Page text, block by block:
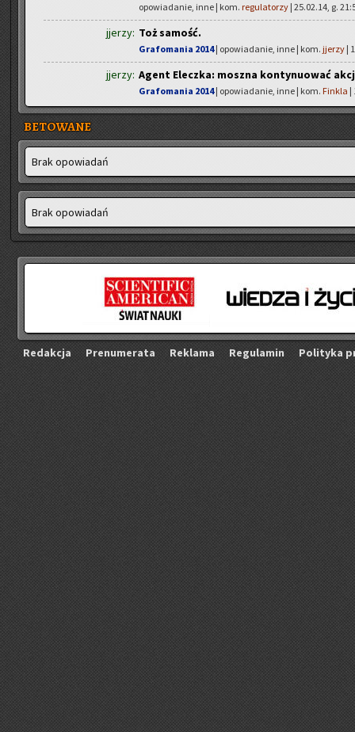
opowiadanie, inne | kom. regulatorzy | 25.02.14, g.
jjerzy: Toż samość.
Grafomania 2014| opowiadanie, inne | kom. jjerzy |
jjerzy: Agent Eleczka: moszna kontynuować
Grafomania 2014| opowiadanie, inne | kom. Finkla |
BETOWANE
Brak opo­wia­dań
Brak opo­wia­dań
Re­dak­cja Pre­nu­me­ra­ta Re­kla­ma Re­gu­la­min Po­li­ty­ka